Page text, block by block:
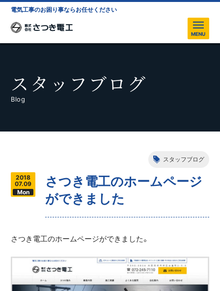
電気工事のお困り事ならお任せください
MENU
スタッフブログ
Blog
2018
07.09
Mon
さつき電工のホームページ
ができました
スタッフブログ
さつき電工のホームページができました。